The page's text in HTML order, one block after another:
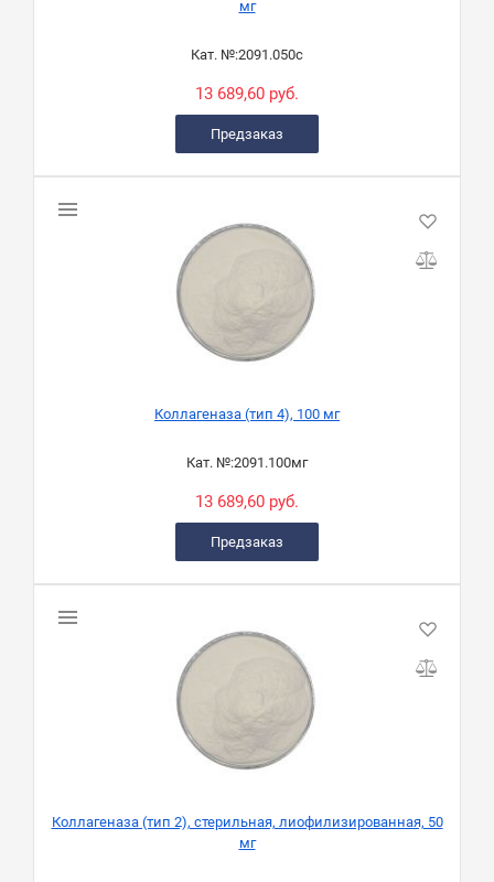
мг
Кат. №:2091.050с
13 689,60 руб.
Предзаказ
Коллагеназа (тип 4), 100 мг
Кат. №:2091.100мг
13 689,60 руб.
Предзаказ
Коллагеназа (тип 2), стерильная, лиофилизированная, 50
мг